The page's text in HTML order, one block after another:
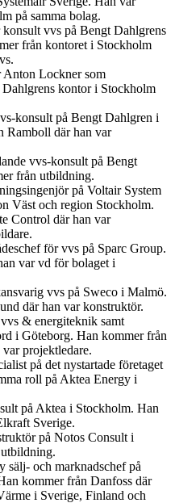
på samma bolag.
konsult vvs på Bengt Dahlgrens
från kontoret i Stockholm
Anton Lockner som
kontor i Stockholm
konsult på Bengt Dahlgren i
Ramboll där han var
vvs-konsult på Bengt
från utbildning.
på Voltair System
Väst och region Stockholm.
Control där han var
för vvs på Sparc Group.
var vd för bolaget i
vvs på Sweco i Malmö.
där han var konstruktör.
& energiteknik samt
i Göteborg. Han kommer från
projektledare.
på det nystartade företaget
roll på Aktea Energy i
på Aktea i Stockholm. Han
Sverige.
på Notos Consult i
sälj- och marknadschef på
kommer från Danfoss där
i Sverige, Finland och